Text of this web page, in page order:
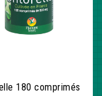
180 comprimés